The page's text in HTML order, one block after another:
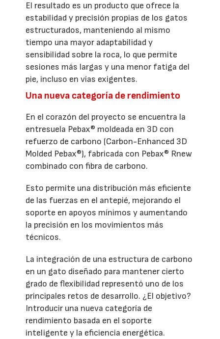
El resultado es un producto que ofrece la
estabilidad y precisión propias de los gatos
estructurados, manteniendo al mismo
tiempo una mayor adaptabilidad y
sensibilidad sobre la roca, lo que permite
sesiones más largas y una menor fatiga del
pie, incluso en vías exigentes.
Una nueva categoría de rendimiento
En el corazón del proyecto se encuentra la
entresuela Pebax® moldeada en 3D con
refuerzo de carbono (Carbon-Enhanced 3D
Molded Pebax®), fabricada con Pebax® Rnew
combinado con fibra de carbono.
Esto permite una distribución más eficiente
de las fuerzas en el antepié, mejorando el
soporte en apoyos mínimos y aumentando
la precisión en los movimientos más
técnicos.
La integración de una estructura de carbono
en un gato diseñado para mantener cierto
grado de flexibilidad representó uno de los
principales retos de desarrollo. ¿El objetivo?
Introducir una nueva categoría de
rendimiento basada en el soporte
inteligente y la eficiencia energética.